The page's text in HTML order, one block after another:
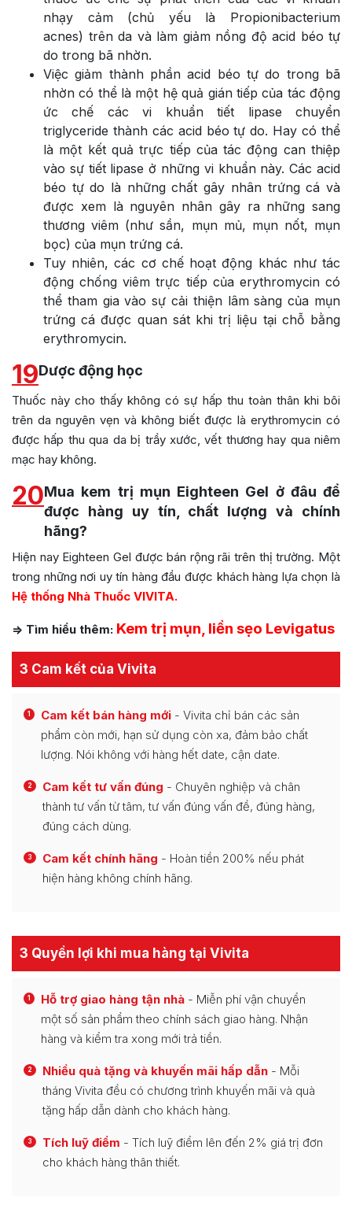
nhạy cảm (chủ yếu là Propionibacterium
acnes) trên da và làm giảm nồng độ acid béo tự
do trong bã nhờn.
Việc giảm thành phần acid béo tự do trong bã
nhờn có thể là một hệ quả gián tiếp của tác động
ức chế các vi khuẩn tiết lipase chuyển
triglyceride thành các acid béo tự do. Hay có thể
là một kết quả trực tiếp của tác động can thiệp
vào sự tiết lipase ở những vi khuẩn này. Các acid
béo tự do là những chất gây nhân trứng cá và
được xem là nguyên nhân gây ra những sang
thương viêm (như sần, mụn mủ, mụn nốt, mụn
bọc) của mụn trứng cá.
Tuy nhiên, các cơ chế hoạt động khác như tác
động chống viêm trực tiếp của erythromycin có
thể tham gia vào sự cải thiện lâm sàng của mụn
trứng cá được quan sát khi trị liệu tại chỗ bằng
erythromycin.
19Dược động học
Thuốc này cho thấy không có sự hấp thu toàn thân khi bôi
trên da nguyên vẹn và không biết được là erythromycin có
được hấp thu qua da bị trầy xước, vết thương hay qua niêm
mạc hay không.
20Mua kem trị mụn Eighteen Gel ở đâu để
được hàng uy tín, chất lượng và chính
hãng?
Hiện nay Eighteen Gel được bán rộng rãi trên thị trường. Một
trong những nơi uy tín hàng đầu được khách hàng lựa chọn là
Hệ thống Nhà Thuốc VIVITA.
=> Tìm hiểu thêm: Kem trị mụn, liền sẹo Levigatus
3 Cam kết của Vivita
1 Cam kết bán hàng mới - Vivita chỉ bán các sản
phẩm còn mới, hạn sử dụng còn xa, đảm bảo chất
lượng. Nói không với hàng hết date, cận date.
2 Cam kết tư vấn đúng - Chuyên nghiệp và chân
thành tư vấn từ tâm, tư vấn đúng vấn đề, đúng hàng,
đúng cách dùng.
3 Cam kết chính hãng - Hoàn tiền 200% nếu phát
hiện hàng không chính hãng.
3 Quyền lợi khi mua hàng tại Vivita
1 Hỗ trợ giao hàng tận nhà - Miễn phí vận chuyển
một số sản phẩm theo chính sách giao hàng. Nhận
hàng và kiểm tra xong mới trả tiền.
2 Nhiều quà tặng và khuyến mãi hấp dẫn - Mỗi
tháng Vivita đều có chương trình khuyến mãi và quà
tặng hấp dẫn dành cho khách hàng.
3 Tích luỹ điểm - Tích luỹ điểm lên đến 2% giá trị đơn
cho khách hàng thân thiết.